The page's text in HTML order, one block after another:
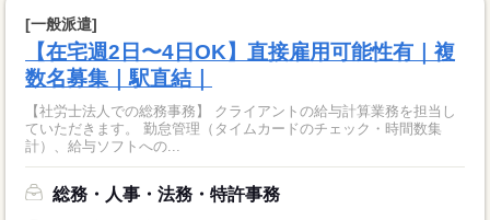
[一般派遣]
【在宅週2日〜4日OK】直接雇用可能性有｜複
数名募集｜駅直結｜
【社労士法人での総務事務】 クライアントの給与計算業務を担当し
ていただきます。 勤怠管理（タイムカードのチェック・時間数集
計）、給与ソフトへの...
総務・人事・法務・特許事務